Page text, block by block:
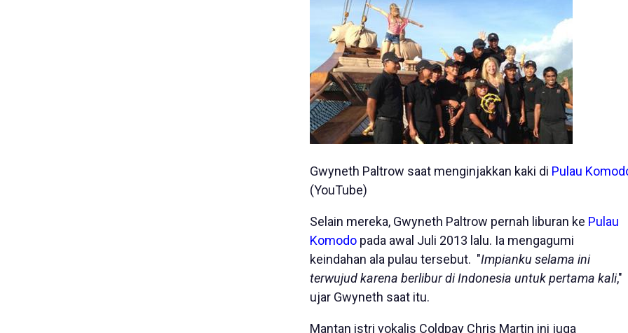
Gwyneth Paltrow saat menginjakkan kaki di Pulau
(YouTube)
Selain mereka, Gwyneth Paltrow pernah liburan ke Pulau
Komodo pada awal Juli 2013 lalu. Ia mengagumi
keindahan ala pulau tersebut. "Impianku selama ini
terwujud karena berlibur di Indonesia untuk pertama kali,"
ujar Gwyneth saat itu.
Mantan istri vokalis Coldpay Chris Martin ini juga